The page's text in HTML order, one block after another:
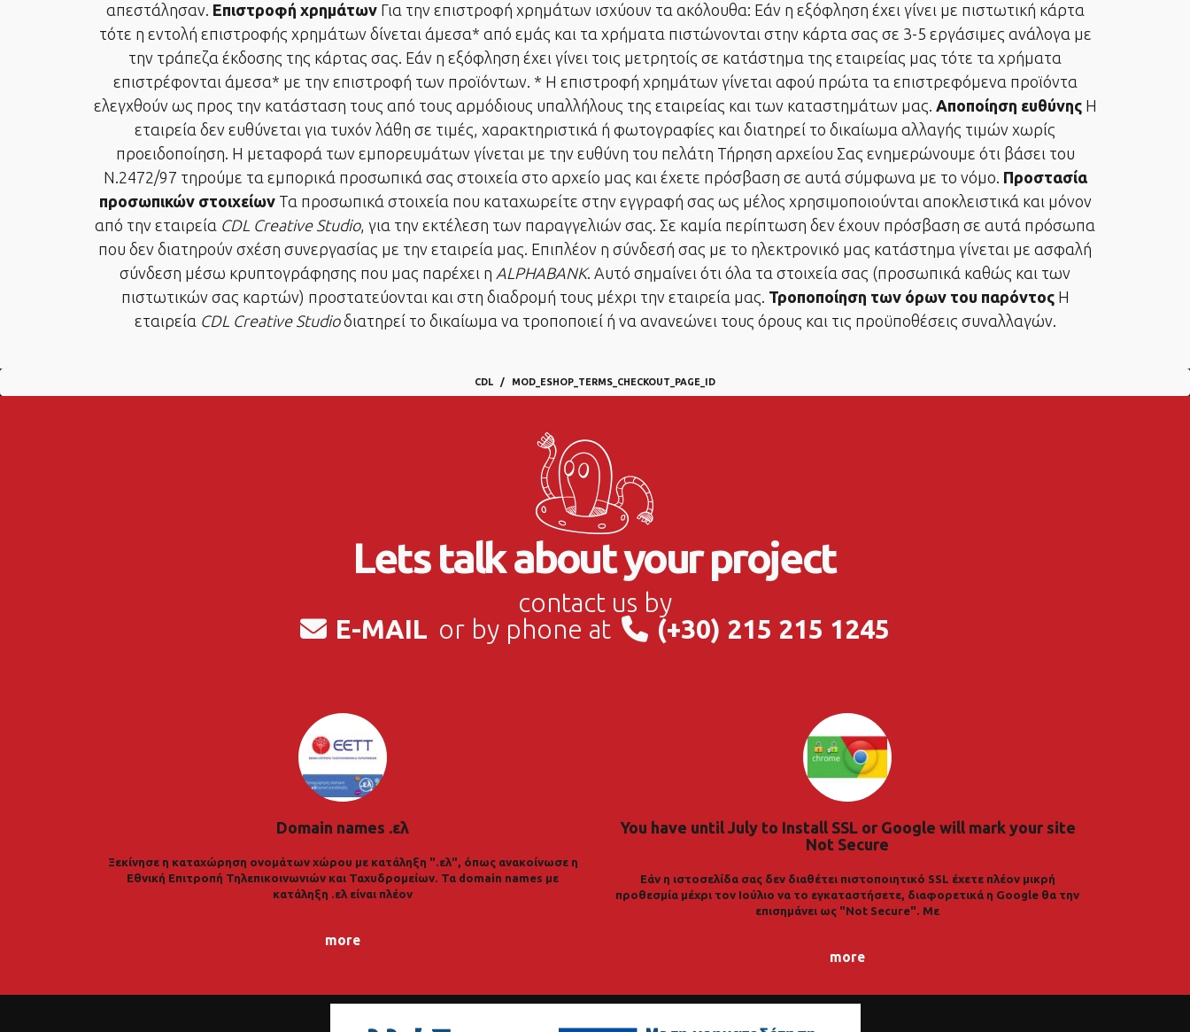
απεστάλησαν. Επιστροφή χρημάτων Για την επιστροφή χρημάτων ισχύουν τα ακόλουθα: Εάν η εξόφληση έχει γίνει με πιστωτική κάρτα
τότε η εντολή επιστροφής χρημάτων δίνεται άμεσα* από εμάς και τα χρήματα πιστώνονται στην κάρτα σας σε 3-5 εργάσιμες ανάλογα με
την τράπεζα έκδοσης της κάρτας σας. Εάν η εξόφληση έχει γίνει τοις μετρητοίς σε κατάστημα της εταιρείας μας τότε τα χρήματα
επιστρέφονται άμεσα* με την επιστροφή των προϊόντων. * Η επιστροφή χρημάτων γίνεται αφού πρώτα τα επιστρεφόμενα προϊόντα
ελεγχθούν ως προς την κατάσταση τους από τους αρμόδιους υπαλλήλους της εταιρείας και των καταστημάτων μας. Αποποίηση ευθύνης H
εταιρεία δεν ευθύνεται για τυχόν λάθη σε τιμές, χαρακτηριστικά ή φωτογραφίες και διατηρεί το δικαίωμα αλλαγής τιμών χωρίς
προειδοποίηση. Η μεταφορά των εμπορευμάτων γίνεται με την ευθύνη του πελάτη Τήρηση αρχείου Σας ενημερώνουμε ότι βάσει του
Ν.2472/97 τηρούμε τα εμπορικά προσωπικά σας στοιχεία στο αρχείο μας και έχετε πρόσβαση σε αυτά σύμφωνα με το νόμο. Προστασία
προσωπικών στοιχείων Τα προσωπικά στοιχεία που καταχωρείτε στην εγγραφή σας ως μέλος χρησιμοποιούνται αποκλειστικά και μόνον
από την εταιρεία CDL Creative Studio, για την εκτέλεση των παραγγελιών σας. Σε καμία περίπτωση δεν έχουν πρόσβαση σε αυτά πρόσωπα
που δεν διατηρούν σχέση συνεργασίας με την εταιρεία μας. Επιπλέον η σύνδεσή σας με το ηλεκτρονικό μας κατάστημα γίνεται με ασφαλή
σύνδεση μέσω κρυπτογράφησης που μας παρέχει η ALPHABANK. Αυτό σημαίνει ότι όλα τα στοιχεία σας (προσωπικά καθώς και των
πιστωτικών σας καρτών) προστατεύονται και στη διαδρομή τους μέχρι την εταιρεία μας. Τροποποίηση των όρων του παρόντος Η
εταιρεία CDL Creative Studioδιατηρεί το δικαίωμα να τροποποιεί ή να ανανεώνει τους όρους και τις προϋποθέσεις συναλλαγών.
CDL MOD_ESHOP_TERMS_CHECKOUT_PAGE_ID
Lets talk about your project
contact us by
E-MAIL or by phone at (+30) 215 215 1245
Domain names .ελ
Ξεκίνησε η καταχώρηση ονομάτων χώρου με κατάληξη ".ελ", όπως ανακοίνωσε η
Εθνική Επιτροπή Τηλεπικοινωνιών και Ταχυδρομείων. Τα domain names με
κατάληξη .ελ είναι πλέον
more
You have until July to Install SSL or Google will mark your site
Not Secure
Εάν η ιστοσελίδα σας δεν διαθέτει πιστοποιητικό SSL έχετε πλέον μικρή
προθεσμία μέχρι τον Ιούλιο να το εγκαταστήσετε, διαφορετικά η Google θα την
επισημάνει ως "Not Secure". Με
more